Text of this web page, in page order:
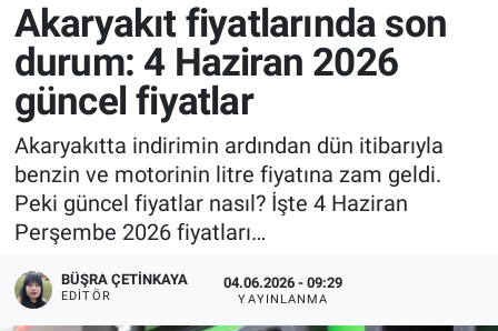
Akaryakıt fiyatlarında son
durum: 4 Haziran 2026
güncel fiyatlar
Akaryakıtta indirimin ardından dün itibarıyla
benzin ve motorinin litre fiyatına zam geldi.
Peki güncel fiyatlar nasıl? İşte 4 Haziran
Perşembe 2026 fiyatları…
BÜŞRA ÇETINKAYA
EDITÖR
04.06.2026 - 09:29
YAYINLANMA